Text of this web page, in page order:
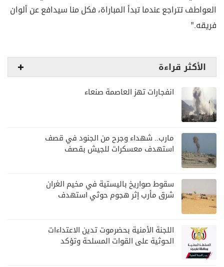
العواطف تتراجع عندما تبدأ المباراة، فكل منا سيدافع عن ألوان
فريقه."
الأكثر قراءة
انفجارات تهز العاصمة صنعاء
مارب.. شهداء وجرح من الجنود في قصف
استهدف معسكرات للجيش بقصف
سقوط صواريخ باليستية في مخيم الغران
شرق مأرب إثر هجوم حوثي استهدف
اللجنة الأمنية بحضرموت تدين الاعتداءات
الحوثية على القوات المسلحة وتؤكد